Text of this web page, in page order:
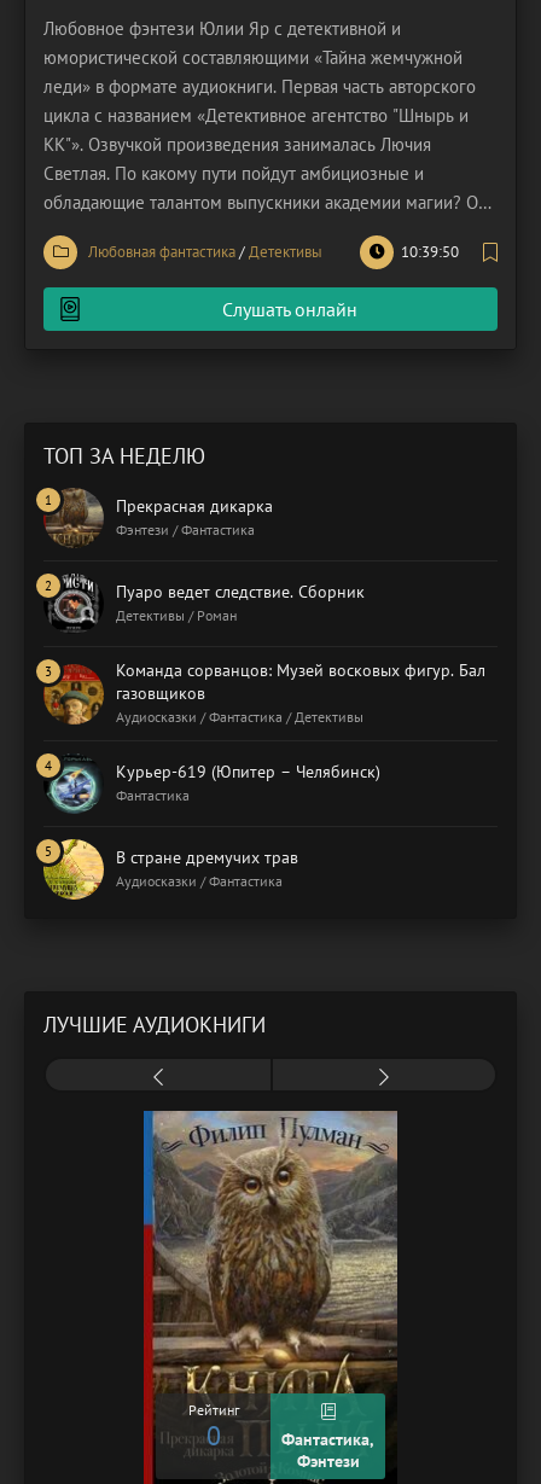
Любовное фэнтези Юлии Яр с детективной и
юмористической составляющими «Тайна жемчужной
леди» в формате аудиокниги. Первая часть авторского
цикла с названием «Детективное агентство "Шнырь и
КК"». Озвучкой произведения занималась Лючия
Светлая. По какому пути пойдут амбициозные и
обладающие талантом выпускники академии магии? Они
молоды, их души жаждут приключений и поисков
ответов на вопросы. Они просто обязаны отыскать
истину. Одни из них, Крис и Кира, выбирают для себя
отличный способ
Любовная фантастика/Детективы 10:39:50
Слушать онлайн
ТОП ЗА НЕДЕЛЮ
Прекрасная дикарка
Фэнтези / Фантастика
Пуаро ведет следствие. Сборник
Детективы / Роман
Команда сорванцов: Музей восковых фигур. Бал
газовщиков
Аудиосказки / Фантастика / Детективы
Курьер-619 (Юпитер – Челябинск)
Фантастика
В стране дремучих трав
Аудиосказки / Фантастика
ЛУЧШИЕ АУДИОКНИГИ
Рейтинг
0
Фантастика,
Фэнтези